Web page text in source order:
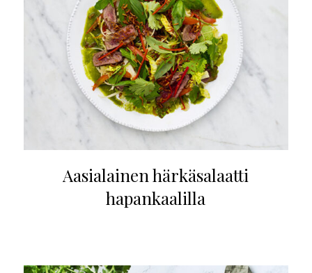
Aasialainen härkäsalaatti
hapankaalilla